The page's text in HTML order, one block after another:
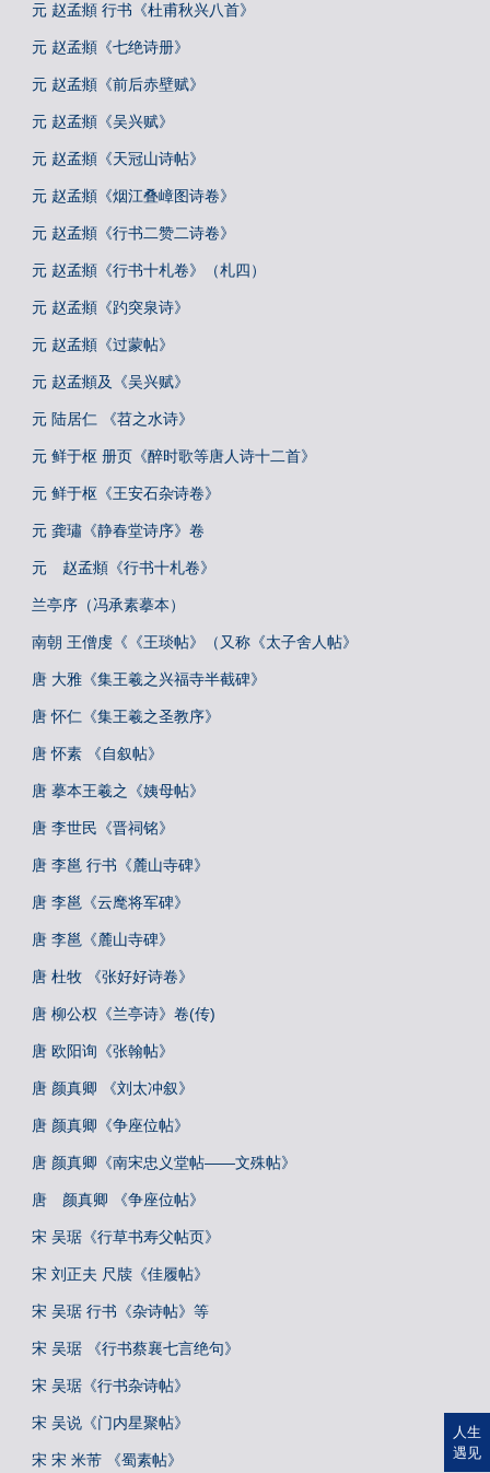
元 赵孟頫 行书《杜甫秋兴八首》
元 赵孟頫《七绝诗册》
元 赵孟頫《前后赤壁赋》
元 赵孟頫《吴兴赋》
元 赵孟頫《天冠山诗帖》
元 赵孟頫《烟江叠嶂图诗卷》
元 赵孟頫《行书二赞二诗卷》
元 赵孟頫《行书十札卷》（札四）
元 赵孟頫《趵突泉诗》
元 赵孟頫《过蒙帖》
元 赵孟頫及《吴兴赋》
元 陆居仁 《苕之水诗》
元 鲜于枢 册页《醉时歌等唐人诗十二首》
元 鲜于枢《王安石杂诗卷》
元 龚璛《静春堂诗序》卷
元 赵孟頫《行书十札卷》
兰亭序（冯承素摹本）
南朝 王僧虔《《王琰帖》（又称《太子舍人帖》
唐 大雅《集王羲之兴福寺半截碑》
唐 怀仁《集王羲之圣教序》
唐 怀素 《自叙帖》
唐 摹本王羲之《姨母帖》
唐 李世民《晋祠铭》
唐 李邕 行书《麓山寺碑》
唐 李邕《云麾将军碑》
唐 李邕《麓山寺碑》
唐 杜牧 《张好好诗卷》
唐 柳公权《兰亭诗》卷(传)
唐 欧阳询《张翰帖》
唐 颜真卿 《刘太冲叙》
唐 颜真卿《争座位帖》
唐 颜真卿《南宋忠义堂帖——文殊帖》
唐 颜真卿 《争座位帖》
宋 吴琚《行草书寿父帖页》
宋 刘正夫 尺牍《佳履帖》
宋 吴琚 行书《杂诗帖》等
宋 吴琚 《行书蔡襄七言绝句》
宋 吴琚《行书杂诗帖》
宋 吴说《门内星聚帖》
宋 宋 米芾 《蜀素帖》
人生
遇见